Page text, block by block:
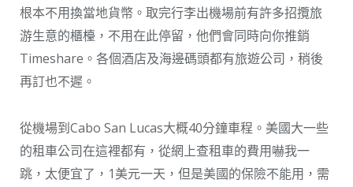
根本不用換當地貨幣。取完行李出機場前有許多招攬旅
游生意的櫃檯，不用在此停留，他們會同時向你推銷
Timeshare。各個酒店及海邊碼頭都有旅遊公司，稍後
再訂也不遲。
從機場到Cabo San Lucas大概40分鐘車程。美國大一些
的租車公司在這裡都有，從網上查租車的費用嚇我一
跳，太便宜了，1美元一天，但是美國的保險不能用，需